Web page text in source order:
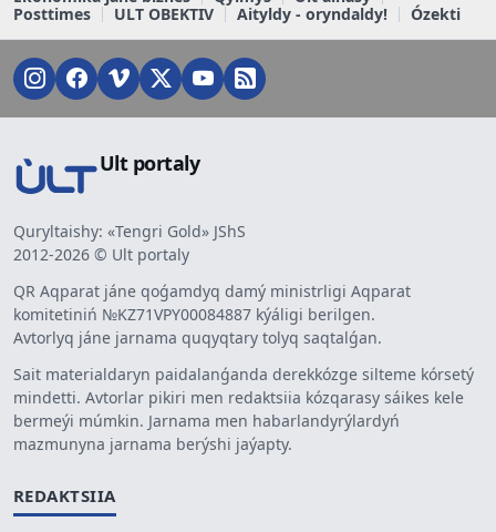
Posttimes
ULT OBEKTIV Aityldy - oryndaldy! Ózekti
Ult portaly
Quryltaishy: «Tengri Gold» JShS
2012-2026 © Ult portaly
QR Aqparat jáne qoǵamdyq damý ministrligi Aqparat
komitetiniń №KZ71VPY00084887 kýáligi berilgen.
Avtorlyq jáne jarnama quqyqtary tolyq saqtalǵan.
Sait materialdaryn paidalanǵanda derekkózge silteme kórsetý
mindetti. Avtorlar pikiri men redaktsiia kózqarasy sáikes kele
bermeýi múmkin. Jarnama men habarlandyrýlardyń
mazmunyna jarnama berýshi jaýapty.
REDAKTSIIA